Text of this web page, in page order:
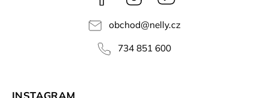
obchod@nelly.cz
734 851 600
INSTAGRAM